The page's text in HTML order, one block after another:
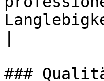
###